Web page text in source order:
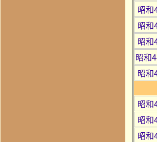
昭和
昭和
昭和
昭和
昭和
昭和
昭和
昭和